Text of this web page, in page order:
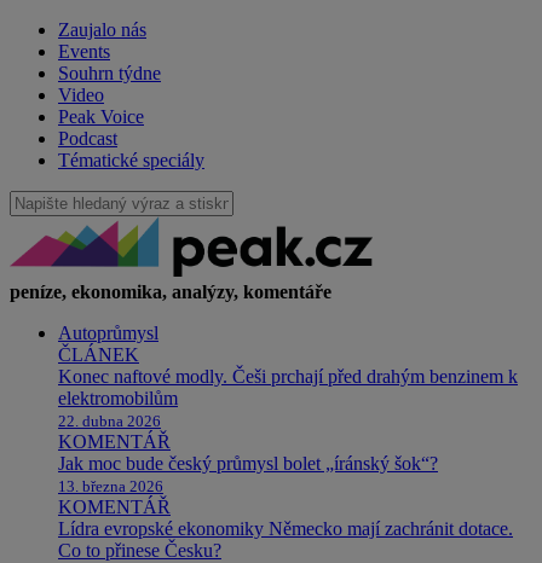
Zaujalo nás
Events
Souhrn týdne
Video
Peak Voice
Podcast
Tématické speciály
peníze, ekonomika, analýzy, komentáře
Autoprůmysl
ČLÁNEK
Konec naftové modly. Češi prchají před drahým benzinem k
elektromobilům
22. dubna 2026
KOMENTÁŘ
Jak moc bude český průmysl bolet „íránský šok“?
13. března 2026
KOMENTÁŘ
Lídra evropské ekonomiky Německo mají zachránit dotace.
Co to přinese Česku?